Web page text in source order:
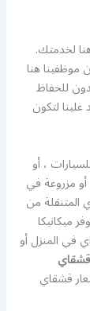
لخدمتك.
موظفينا هنا
للحفاظ
لتكون
، أو
مزروعة في
المتنقلة من
ميكانيكا
في المنزل أو
قشقاي